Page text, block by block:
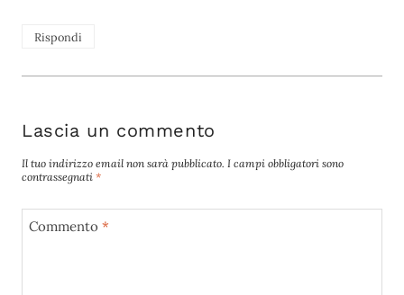
Rispondi
Lascia un commento
Il tuo indirizzo email non sarà pubblicato. I campi obbligatori sono
contrassegnati *
Commento *